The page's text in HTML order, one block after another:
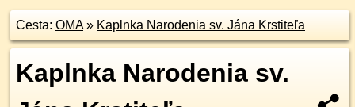
Cesta: OMA» Kaplnka Narodenia sv. Jána Krstiteľa
Kaplnka Narodenia sv.